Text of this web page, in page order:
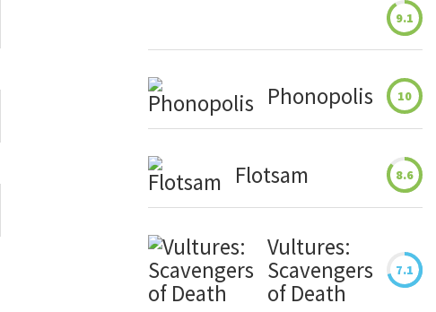
9.1
Phonopolis 10
Flotsam 8.6
Vultures:
Scavengers
of Death
7.1